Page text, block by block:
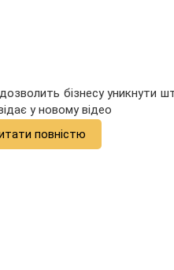
бізнесу уникнути
у новому відео
повністю